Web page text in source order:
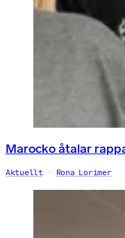
Marocko åtalar
Aktuellt Rona Lorimer